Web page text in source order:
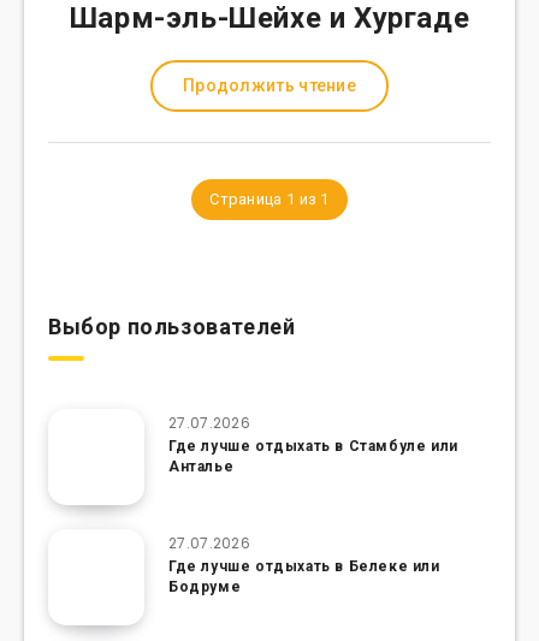
Шарм-эль-Шейхе и Хургаде
Продолжить чтение
Страница 1 из 1
Выбор пользователей
27.07.2026
Где лучше отдыхать в Стамбуле или
Анталье
27.07.2026
Где лучше отдыхать в Белеке или
Бодруме